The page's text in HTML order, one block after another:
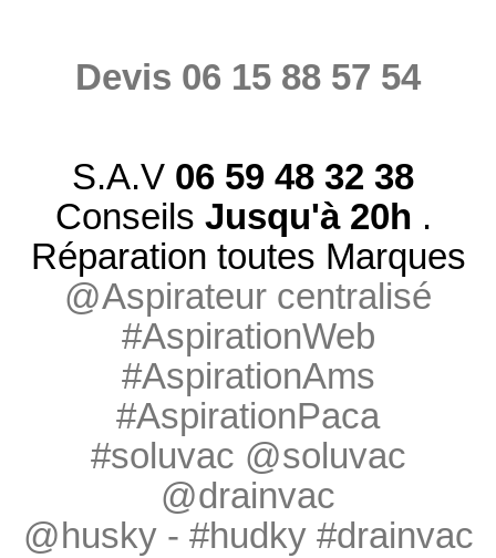
Devis 06 15 88 57 54
S.A.V 06 59 48 32 38
Conseils Jusqu'à 20h .
Réparation toutes Marques
@Aspirateur centralisé
#AspirationWeb
#AspirationAms
#AspirationPaca
#soluvac @soluvac
@drainvac
@husky - #hudky #drainvac